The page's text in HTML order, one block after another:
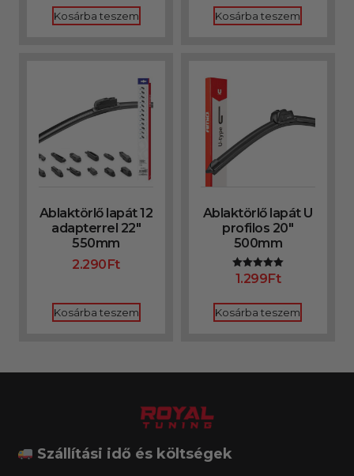
Kosárba teszem Kosárba teszem
Ablaktörlő lapát 12
adapterrel 22″
550mm
2.290Ft
Kosárba teszem
Ablaktörlő lapát U
profilos 20″
500mm
Értékelés:
5.00
1.299Ft
Kosárba teszem
Szállítási idő és költségek